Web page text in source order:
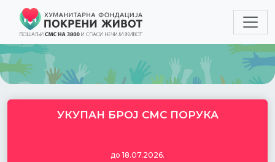
УКУПАН БРОЈ СМС ПОРУКА
до 18.07.2026.